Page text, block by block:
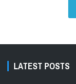
LATEST POSTS